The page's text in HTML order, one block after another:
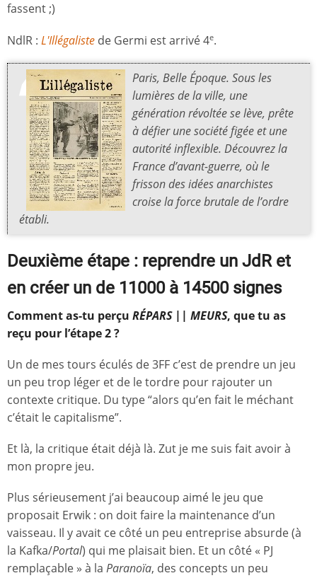
fassent ;)
NdlR : L'Illégaliste de Germi est arrivé 4e.
Paris, Belle Époque. Sous les
lumières de la ville, une
génération révoltée se lève, prête
à défier une société figée et une
autorité inflexible. Découvrez la
France d’avant-guerre, où le
frisson des idées anarchistes
croise la force brutale de l’ordre
établi.
Deuxième étape : reprendre un JdR et
en créer un de 11000 à 14500 signes
Comment as-tu perçu RÉPARS || MEURS, que tu as
reçu pour l’étape 2 ?
Un de mes tours éculés de 3FF c’est de prendre un jeu
un peu trop léger et de le tordre pour rajouter un
contexte critique. Du type “alors qu’en fait le méchant
c’était le capitalisme”.
Et là, la critique était déjà là. Zut je me suis fait avoir à
mon propre jeu.
Plus sérieusement j’ai beaucoup aimé le jeu que
proposait Erwik : on doit faire la maintenance d’un
vaisseau. Il y avait ce côté un peu entreprise absurde (à
la Kafka/Portal) qui me plaisait bien. Et un côté « PJ
remplaçable » à la Paranoïa, des concepts un peu